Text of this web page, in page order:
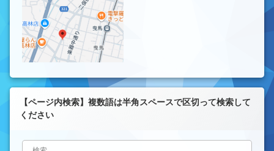
【ページ内検索】複数語は半角スペースで区切って検索して
ください
検索: